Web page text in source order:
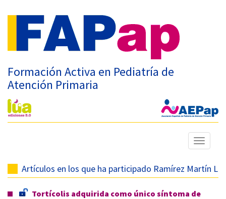
Formación Activa en Pediatría de
Atención Primaria
Mostrar
menú
Artículos en los que ha participado Ramírez Martín L
Tortícolis adquirida como único síntoma de